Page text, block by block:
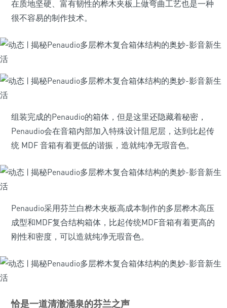
在质地坚硬、富有韧性的桦木夹板上做弯曲工艺也是一种
很不容易的制作技术。
组装完成的Penaudio的箱体，但是这里还隐藏着秘密，
Penaudio会在音箱内部加入特殊设计阻尼层，达到比起传
统 MDF 音箱有着更低的谐振，造就纯净无瑕音色。
Penaudio采用芬兰白桦木夹板高成本制作的多层桦木高压
成型和MDF复合结构箱体，比起传统MDF音箱有着更高的
刚性和密度，可以造就纯净无瑕音色。
恰是一道清澈涌泉的芬兰之声